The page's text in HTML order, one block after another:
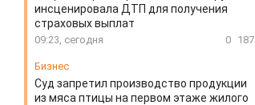
инсценировала ДТП для получения
страховых выплат
09:23, сегодня 0 187
Бизнес
Суд запретил производство продукции
из мяса птицы на первом этаже жилого